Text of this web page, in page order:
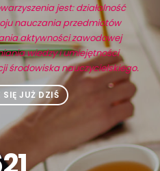
jest: działalność
nauczania przedmiotów
aktywności zawodowej
wiedzy i umiejętności
środowiska nauczycielskiego.
JUŻ DZIŚ